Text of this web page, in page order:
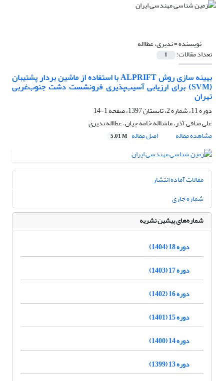
نویسنده =ندیری، عطااله
تعداد مقالات: 1
بهینه سازی روش ALPRIFT با استفاده از ماشین بردار پشتیبان
(SVM) برای ارزیابی آسیب‌پذیری فرونشست دشت جنوب‌غربی
تهران
دوره 11، شماره 2، تابستان 1397، صفحه
1-14
علی منافی آذر، ماشااله خامه چیان، عطااله ندیری
مشاهده مقاله
اصل مقاله 5.01 M
مقالات آماده انتشار
شماره جاری
شماره‌های پیشین نشریه
دوره 18 (1404)
دوره 17 (1403)
دوره 16 (1402)
دوره 15 (1401)
دوره 14 (1400)
دوره 13 (1399)